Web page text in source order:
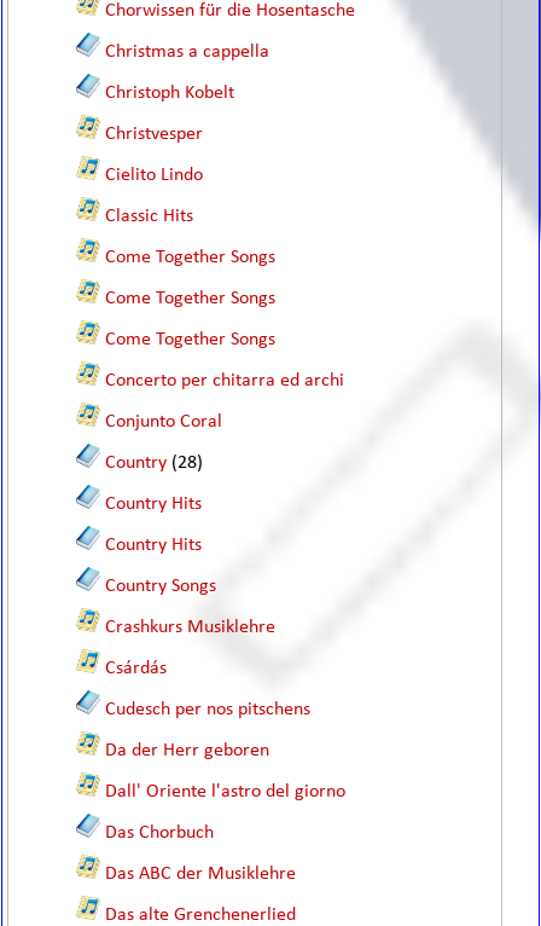
Chorwissen für die Hosentasche
Christmas a cappella
Christoph Kobelt
Christvesper
Cielito Lindo
Classic Hits
Come Together Songs
Come Together Songs
Come Together Songs
Concerto per chitarra ed archi
Conjunto Coral
Country (28)
Country Hits
Country Hits
Country Songs
Crashkurs Musiklehre
Csárdás
Cudesch per nos pitschens
Da der Herr geboren
Dall' Oriente l'astro del giorno
Das Chorbuch
Das ABC der Musiklehre
Das alte Grenchenerlied